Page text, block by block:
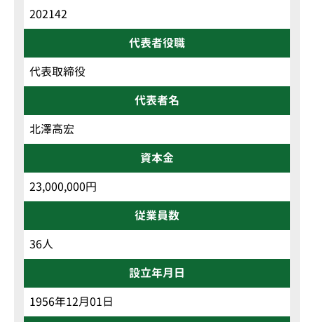
202142
代表者役職
代表取締役
代表者名
北澤高宏
資本金
23,000,000円
従業員数
36人
設立年月日
1956年12月01日